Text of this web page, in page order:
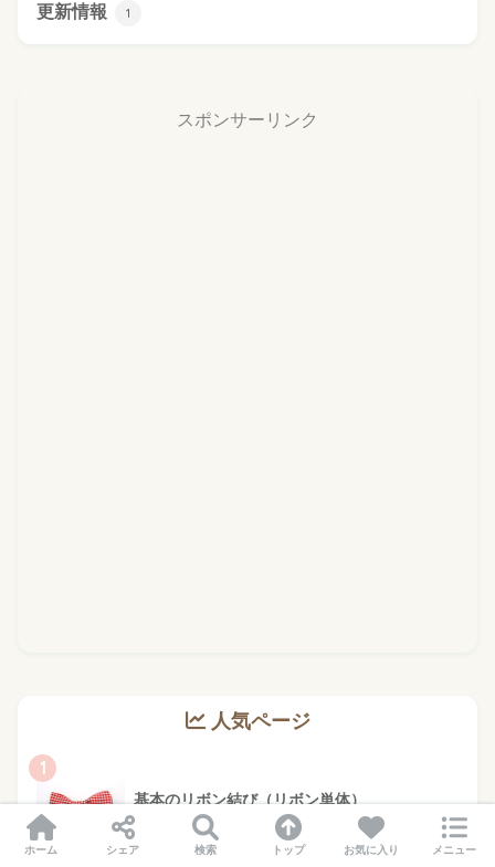
更新情報 1
スポンサーリンク
人気ページ
1
基本のリボン結び（リボン単体）
137097 views
ホーム シェア 検索 トップ お気に入り メニュー